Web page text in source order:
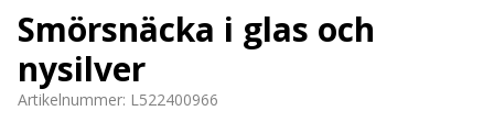
Smörsnäcka i glas och
nysilver
Artikelnummer: L522400966